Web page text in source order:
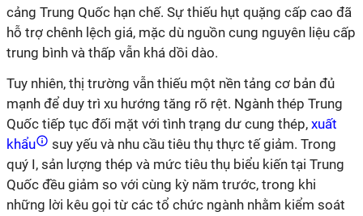
cảng Trung Quốc hạn chế. Sự thiếu hụt quặng cấp cao đã
hỗ trợ chênh lệch giá, mặc dù nguồn cung nguyên liệu cấp
trung bình và thấp vẫn khá dồi dào.
Tuy nhiên, thị trường vẫn thiếu một nền tảng cơ bản đủ
mạnh để duy trì xu hướng tăng rõ rệt. Ngành thép Trung
Quốc tiếp tục đối mặt với tình trạng dư cung thép, xuất
khẩu
suy yếu và nhu cầu tiêu thụ thực tế giảm. Trong
quý I, sản lượng thép và mức tiêu thụ biểu kiến tại Trung
Quốc đều giảm so với cùng kỳ năm trước, trong khi
những lời kêu gọi từ các tổ chức ngành nhằm kiểm soát